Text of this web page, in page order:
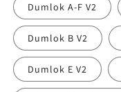
Dumlok A-F V2
Dumlok B V2
Dumlok E V2